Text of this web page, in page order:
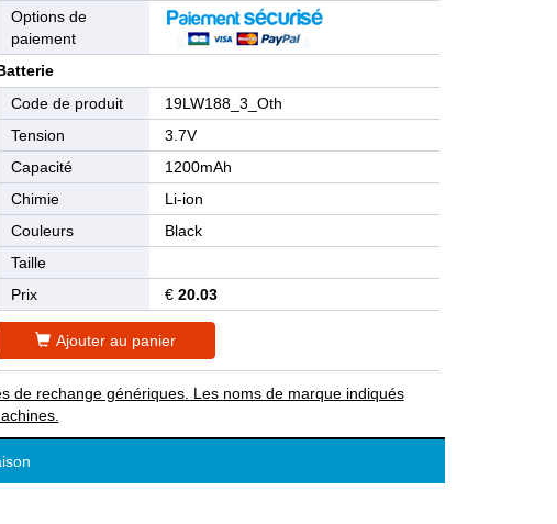
Options de
paiement
Code de produit
19LW188_3_Oth
Tension
3.7V
Capacité
1200mAh
Chimie
Li-ion
Couleurs
Black
Taille
Prix
€20.03
Ajouter au panier
de rechange génériques. Les noms de marque indiqués